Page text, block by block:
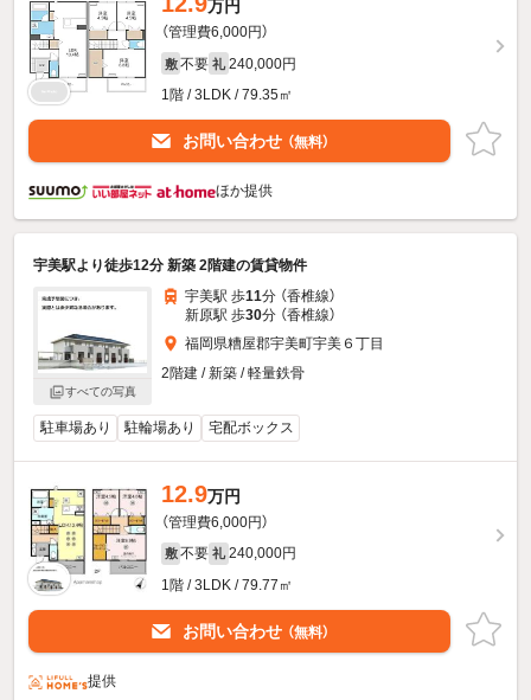
万円
（管理費6,000円）
敷 不要 礼 240,000円
1階 / 3LDK / 79.35㎡
お問い合わせ （無料）
ほか提供
宇美駅より徒歩12分 新築 2階建の賃貸物件
すべての写真
宇美駅 歩11分 （香椎線）
新原駅 歩30分 （香椎線）
福岡県糟屋郡宇美町宇美６丁目
2階建 / 新築 / 軽量鉄骨
駐車場あり 駐輪場あり 宅配ボックス
12.9万円
（管理費6,000円）
敷 不要 礼 240,000円
1階 / 3LDK / 79.77㎡
お問い合わせ （無料）
提供